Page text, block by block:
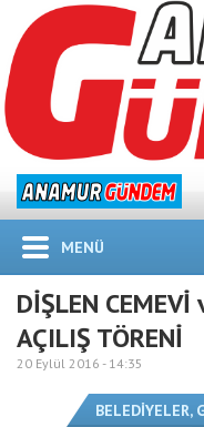
MENÜ
DİŞLEN CEMEVİ
AÇILIŞ TÖRENİ
20 Eylül 2016 - 14:35
BELEDİYELER,